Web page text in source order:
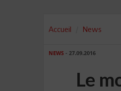
Accueil News
NEWS - 27.09.2016
Le